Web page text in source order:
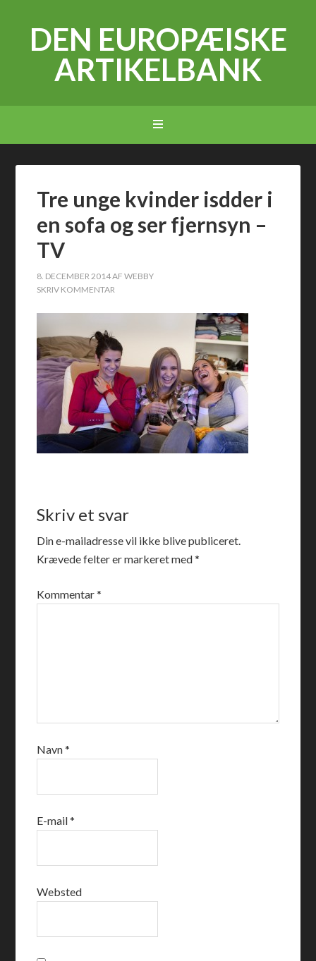
DEN EUROPÆISKE
ARTIKELBANK
Tre unge kvinder isdder i
en sofa og ser fjernsyn –
TV
8. DECEMBER 2014AFWEBBY
SKRIV KOMMENTAR
Skriv et svar
Din e-mailadresse vil ikke blive publiceret.
Krævede felter er markeret med*
Kommentar*
Navn*
E-mail*
Websted